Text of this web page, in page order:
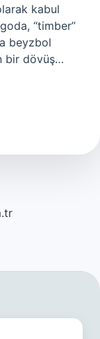
kabul
“timber”
beyzbol
bir dövüş…